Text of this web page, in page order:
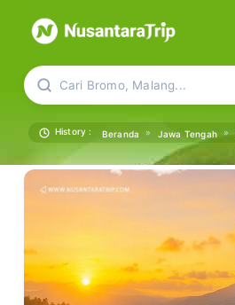
Cari Bromo, Malang...
History : Beranda » Jawa Tengah »